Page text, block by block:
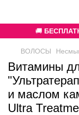
🚚
ВОЛОСЫ
Витамины
и маслом
Ultra